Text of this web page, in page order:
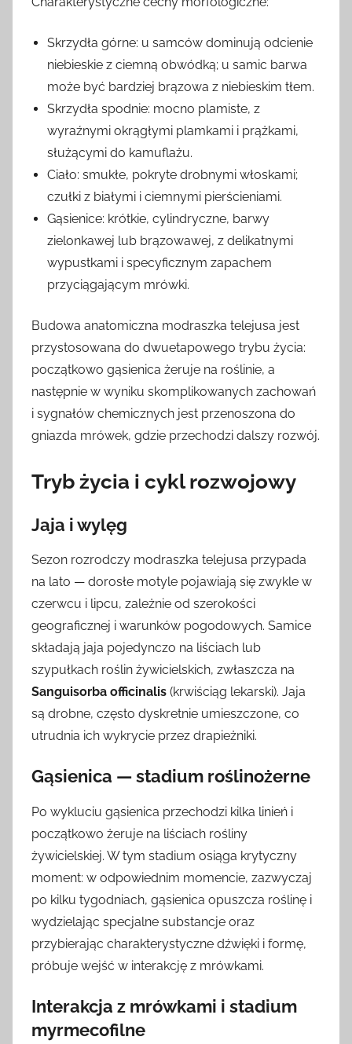
Skrzydła górne: u samców dominują odcienie
niebieskie z ciemną obwódką; u samic barwa
może być bardziej brązowa z niebieskim tłem.
Skrzydła spodnie: mocno plamiste, z
wyraźnymi okrągłymi plamkami i prążkami,
służącymi do kamuflażu.
Ciało: smukłe, pokryte drobnymi włoskami;
czułki z białymi i ciemnymi pierścieniami.
Gąsienice: krótkie, cylindryczne, barwy
zielonkawej lub brązowawej, z delikatnymi
wypustkami i specyficznym zapachem
przyciągającym mrówki.
Budowa anatomiczna modraszka telejusa jest
przystosowana do dwuetapowego trybu życia:
początkowo gąsienica żeruje na roślinie, a
następnie w wyniku skomplikowanych zachowań
i sygnałów chemicznych jest przenoszona do
gniazda mrówek, gdzie przechodzi dalszy rozwój.
Tryb życia i cykl rozwojowy
Jaja i wylęg
Sezon rozrodczy modraszka telejusa przypada
na lato — dorosłe motyle pojawiają się zwykle w
czerwcu i lipcu, zależnie od szerokości
geograficznej i warunków pogodowych. Samice
składają jaja pojedynczo na liściach lub
szypułkach roślin żywicielskich, zwłaszcza na
Sanguisorba officinalis (krwiściąg lekarski). Jaja
są drobne, często dyskretnie umieszczone, co
utrudnia ich wykrycie przez drapieżniki.
Gąsienica — stadium roślinożerne
Po wykluciu gąsienica przechodzi kilka linień i
początkowo żeruje na liściach rośliny
żywicielskiej. W tym stadium osiąga krytyczny
moment: w odpowiednim momencie, zazwyczaj
po kilku tygodniach, gąsienica opuszcza roślinę i
wydzielając specjalne substancje oraz
przybierając charakterystyczne dźwięki i formę,
próbuje wejść w interakcję z mrówkami.
Interakcja z mrówkami i stadium
myrmecofilne